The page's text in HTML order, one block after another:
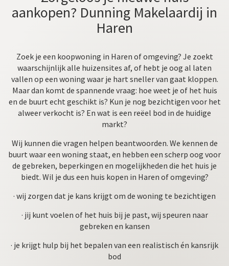
06 20223164
aankopen? Dunning Makelaardij in
Haren
Zoek je een koopwoning in Haren of omgeving? Je zoekt
waarschijnlijk alle huizensites af, of hebt je oog al laten
vallen op een woning waar je hart sneller van gaat kloppen.
Maar dan komt de spannende vraag: hoe weet je of het huis
en de buurt echt geschikt is? Kun je nog bezichtigen voor het
alweer verkocht is? En wat is een reëel bod in de huidige
markt?
Wij kunnen die vragen helpen beantwoorden. We kennen de
buurt waar een woning staat, en hebben een scherp oog voor
de gebreken, beperkingen en mogelijkheden die het huis je
biedt. Wil je dus een huis kopen in Haren of omgeving?
· wij zorgen dat je kans krijgt om de woning te bezichtigen
· jij kunt voelen of het huis bij je past, wij speuren naar
gebreken en kansen
· je krijgt hulp bij het bepalen van een realistisch én kansrijk
bod